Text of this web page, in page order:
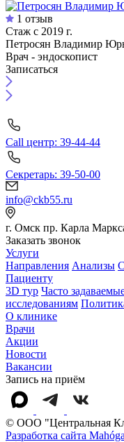
1 отзыв
Стаж с 2019 г.
Петросян Владимир
Врач - эндоскопист
Записаться
Call центр: 39-44-44
Секретарь: 39-50-00
info@ckb55.ru
г. Омск пр. Карла
Заказать звонок
Услуги
Направления Анализы
Пациенту
3D тур Часто
исследованиям
О клинике
Врачи
Акции
Новости
Вакансии
Запись на приём
© OOO "Центральная
Разработка сайта